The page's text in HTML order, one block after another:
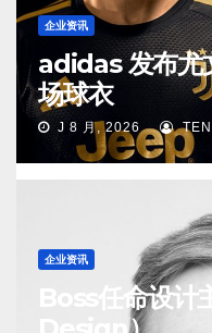
企业资讯
adidas 发布尤
场球衣
J 8 月, 2026
企业资讯
Boss任命设计